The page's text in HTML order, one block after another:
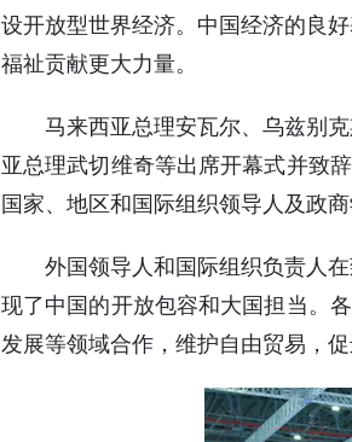
设开放型世界经济。中国经济的良
福祉贡献更大力量。
马来西亚总理安瓦尔、乌兹别
亚总理武切维奇等出席开幕式并致
国家、地区和国际组织领导人及政
外国领导人和国际组织负责人
现了中国的开放包容和大国担当。
发展等领域合作，维护自由贸易，